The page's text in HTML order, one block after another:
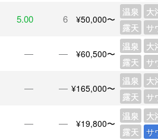
5.00 6 ¥50,000〜
温泉
大
露天
サ
― ― ¥60,500〜
温泉
大
露天
サ
― ― ¥165,000〜
温泉
大
露天
サ
― ― ¥19,800〜
温泉
大
露天
サ